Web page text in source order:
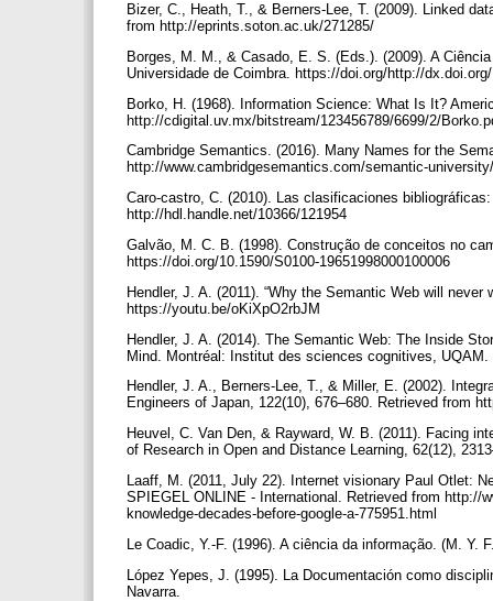
Bizer, C., Heath, T., & Berners-Lee, T. (2009). Linked
from http://eprints.soton.ac.uk/271285/
Borges, M. M., & Casado, E. S. (Eds.). (2009). A
Universidade de Coimbra. https://doi.org/http://
Borko, H. (1968). Information Science: What Is It?
http://cdigital.uv.mx/bitstream/123456789/6699/2/
Cambridge Semantics. (2016). Many Names for the
http://www.cambridgesemantics.com/semantic-
Caro-castro, C. (2010). Las clasificaciones
http://hdl.handle.net/10366/121954
Galvão, M. C. B. (1998). Construção de conceitos no
https://doi.org/10.1590/S0100-19651998000100006
Hendler, J. A. (2011). “Why the Semantic Web will
https://youtu.be/oKiXpO2rbJM
Hendler, J. A. (2014). The Semantic Web: The Inside
Mind. Montréal: Institut des sciences cognitives,
Hendler, J. A., Berners-Lee, T., & Miller, E. (2002).
Engineers of Japan, 122(10), 676–680. Retrieved from
Heuvel, C. Van Den, & Rayward, W. B. (2011). Facing
of Research in Open and Distance Learning, 62(12),
Laaff, M. (2011, July 22). Internet visionary Paul Otlet:
SPIEGEL ONLINE - International. Retrieved from http://
knowledge-decades-before-google-a-775951.html
Le Coadic, Y.-F. (1996). A ciência da informação. (M.
López Yepes, J. (1995). La Documentación como
Navarra.